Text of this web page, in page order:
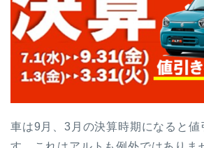
車は9月、3月の決算時期になると値